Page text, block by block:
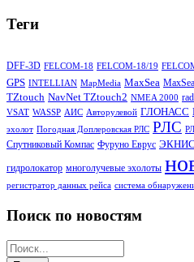
Теги
DFF-3D FELCOM-18 FELCOM-18/19
GPS INTELLIAN MapMedia MaxSea
TZtouch NavNet TZtouch2 NMEA 2000
VSAT WASSP АИС Авторулевой ГЛОНАСС
эхолот Погодная Доплеровская РЛС РЛС
Спутниковый Компас Фуруно Еврус ЭКНИС
гидролокатор многолучевые эхолоты
регистратор данных рейса система
Поиск по новостям